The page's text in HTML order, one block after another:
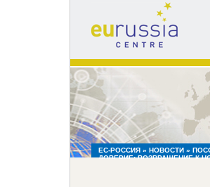
eurussia
centre
ЕС-РОССИЯ » НОВОСТИ »
ДОВЕРИЕ: ВОЗВРАЩЕНИЕ К